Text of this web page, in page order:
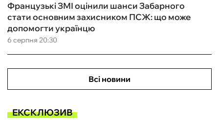
6 серпня 20:30
Французькі ЗМІ оцінили шанси Забарного
стати основним захисником ПСЖ: що може
допомогти українцю
Всі новини
ЕКСКЛЮЗИВ